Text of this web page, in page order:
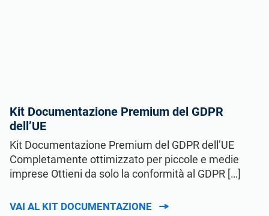
Kit Documentazione Premium del GDPR
dell’UE
Kit Documentazione Premium del GDPR dell’UE
Completamente ottimizzato per piccole e medie
imprese Ottieni da solo la conformità al GDPR […]
VAI AL KIT DOCUMENTAZIONE